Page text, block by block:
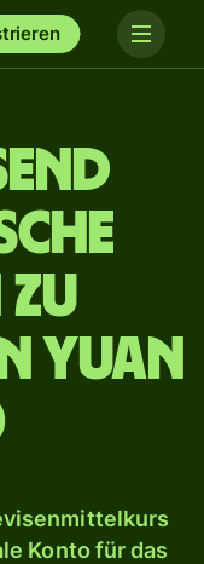
zu
Yuan
Konto für das